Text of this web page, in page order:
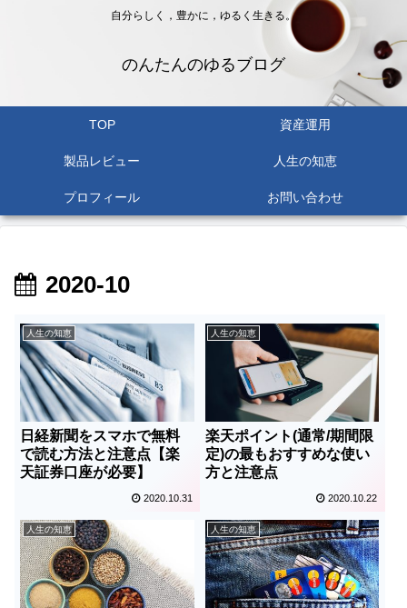
自分らしく，豊かに，ゆるく生きる。
のんたんのゆるブログ
TOP 資産運用
製品レビュー 人生の知恵
プロフィール お問い合わせ
2020-10
人生の知恵
日経新聞をスマホで無料
で読む方法と注意点【楽
天証券口座が必要】
2020.10.31
人生の知恵
楽天ポイント(通常/期間限
定)の最もおすすめな使い
方と注意点
2020.10.22
人生の知恵 人生の知恵